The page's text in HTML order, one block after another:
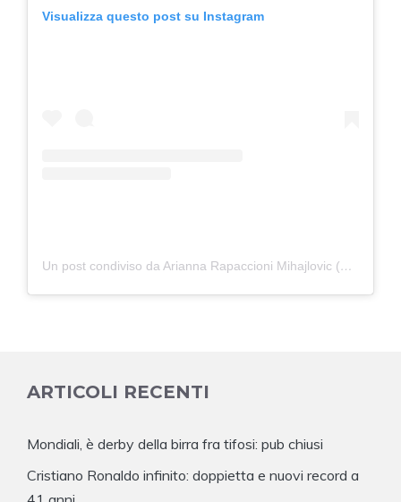
Visualizza questo post su Instagram
Un post condiviso da Arianna Rapaccioni Mihajlovic (@ariannamihajlovic)
ARTICOLI RECENTI
Mondiali, è derby della birra fra tifosi: pub chiusi
Cristiano Ronaldo infinito: doppietta e nuovi record a